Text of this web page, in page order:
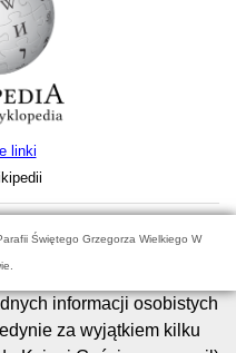
linki
Świętego Grzegorza Wielkiego W
informacji osobistych
za wyjątkiem kilku